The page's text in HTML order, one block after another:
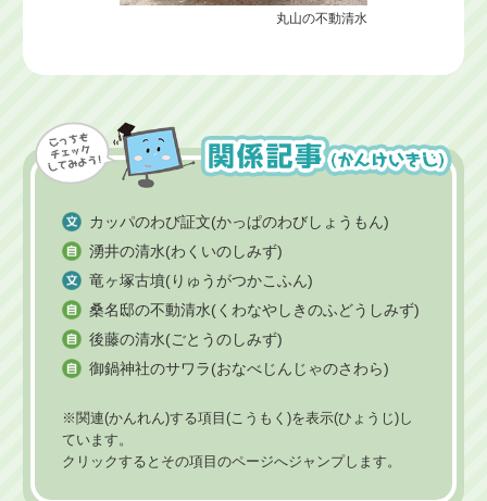
丸山の不動清水
カッパのわび証文(かっぱのわびしょうもん)
湧井の清水(わくいのしみず)
竜ヶ塚古墳(りゅうがつかこふん)
桑名邸の不動清水(くわなやしきのふどうしみず)
後藤の清水(ごとうのしみず)
御鍋神社のサワラ(おなべじんじゃのさわら)
※関連(かんれん)する項目(こうもく)を表示(ひょうじ)し
ています。
クリックするとその項目のページへジャンプします。